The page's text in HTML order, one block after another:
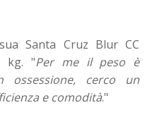
Santa Cruz Blur CC
kg. "Per me il peso è
cerco un
e comodità."